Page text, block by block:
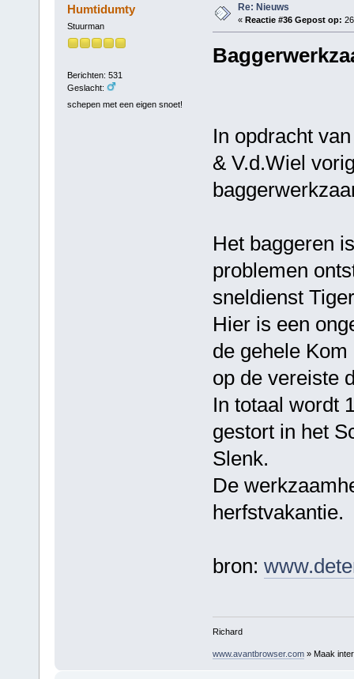
Humtidumty
Stuurman
Berichten: 531
Geslacht:
schepen met een eigen snoet!
Re: Nieuws
« Reactie #36 Gepost op:
In opdracht
& V.d.Wiel
Het baggeren
problemen
sneldienst
Hier is een
de gehele
op de vereiste
In totaal wordt
gestort in het
Slenk.
De
herfstvakantie.
bron:
Richard
www.avantbrowser.com» Maak